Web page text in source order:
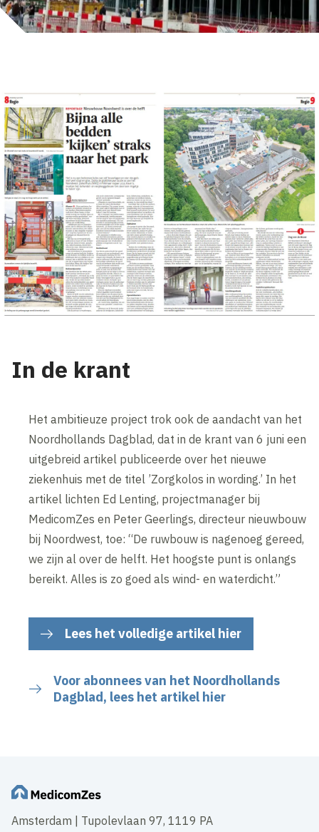
In de krant
Het ambitieuze project trok ook de aandacht van het
Noordhollands Dagblad, dat in de krant van 6 juni een
uitgebreid artikel publiceerde over het nieuwe
ziekenhuis met de titel ’Zorgkolos in wording.’ In het
artikel lichten Ed Lenting, projectmanager bij
MedicomZes en Peter Geerlings, directeur nieuwbouw
bij Noordwest, toe: “De ruwbouw is nagenoeg gereed,
we zijn al over de helft. Het hoogste punt is onlangs
bereikt. Alles is zo goed als wind- en waterdicht.”
Lees het volledige artikel hier
Voor abonnees van het Noordhollands
Dagblad, lees het artikel hier
Amsterdam | Tupolevlaan 97, 1119 PA